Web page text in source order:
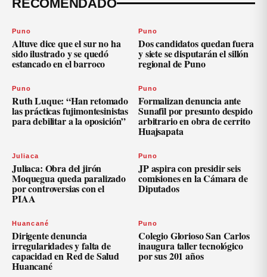
RECOMENDADO
Puno
Altuve dice que el sur no ha
sido ilustrado y se quedó
estancado en el barroco
Puno
Dos candidatos quedan fuera
y siete se disputarán el sillón
regional de Puno
Puno
Ruth Luque: “Han retomado
las prácticas fujimontesinistas
para debilitar a la oposición”
Puno
Formalizan denuncia ante
Sunafil por presunto despido
arbitrario en obra de cerrito
Huajsapata
Juliaca
Juliaca: Obra del jirón
Moquegua queda paralizado
por controversias con el
PIAA
Puno
JP aspira con presidir seis
comisiones en la Cámara de
Diputados
Huancané
Dirigente denuncia
irregularidades y falta de
capacidad en Red de Salud
Huancané
Puno
Colegio Glorioso San Carlos
inaugura taller tecnológico
por sus 201 años